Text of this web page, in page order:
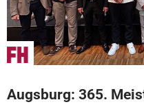
Augsburg: 365.